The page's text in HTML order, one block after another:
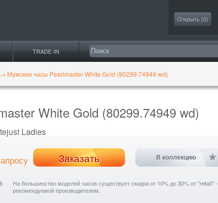
Открыть (0)
TRADE-IN
→ Мужские часы Pearlmaster White Gold (80299.74949 wd)
White Gold (80299.74949 wd)
Ladies
Заказать В коллекцию
На большинство моделей часов существует скидка от 10% до 30% от "retail"
рекомендуемой производителем.